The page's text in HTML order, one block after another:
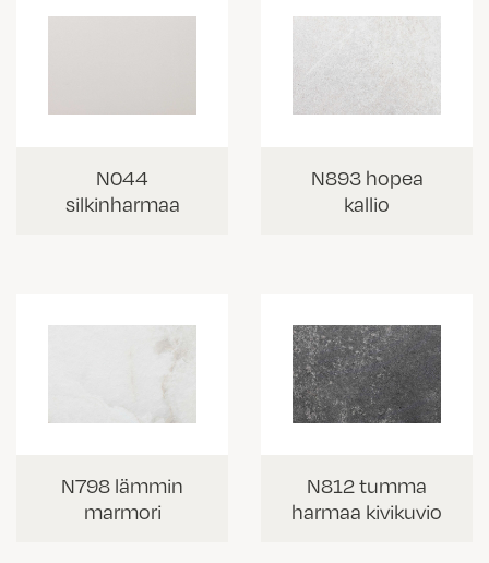
N044
silkinharmaa
N893 hopea
kallio
N798 lämmin
marmori
N812 tumma
harmaa kivikuvio